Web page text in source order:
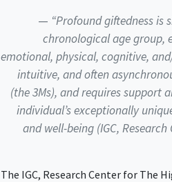
“Profound giftedness
chronological age group,
emotional, physical, cognitive,
intuitive, and often
(the 3Ms), and requires support
individual’s exceptionally
and well-being (IGC,
The IGC, Research Center for The